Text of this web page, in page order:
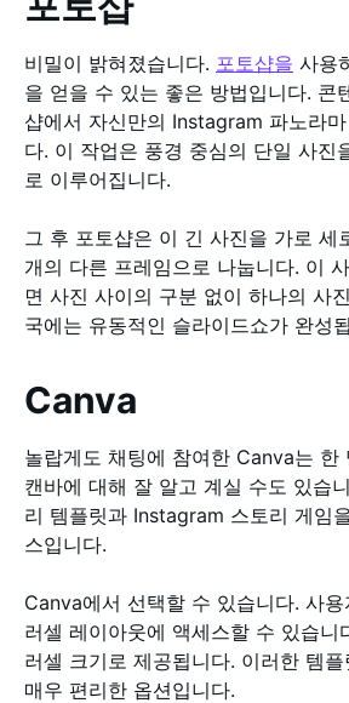
비밀이 밝혀졌습니다. 포토샵을 사용
을 얻을 수 있는 좋은 방법입니다. 콘
샵에서 자신만의 Instagram 파노라
다. 이 작업은 풍경 중심의 단일 사진
로 이루어집니다.
그 후 포토샵은 이 긴 사진을 가로 세
개의 다른 프레임으로 나눕니다. 이
면 사진 사이의 구분 없이 하나의 사
국에는 유동적인 슬라이드쇼가 완성
Canva
놀랍게도 채팅에 참여한 Canva는 한
캔바에 대해 잘 알고 계실 수도 있습
리 템플릿과 Instagram 스토리 게임
스입니다.
Canva에서 선택할 수 있습니다. 사
러셀 레이아웃에 액세스할 수 있습니
러셀 크기로 제공됩니다. 이러한 템
매우 편리한 옵션입니다.